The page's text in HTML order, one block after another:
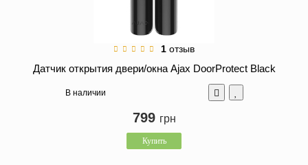
1 отзыв
Датчик открытия двери/окна Ajax DoorProtect Black
В наличии
799 грн
Купить